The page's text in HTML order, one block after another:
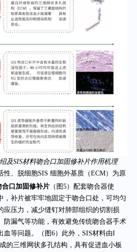
及SIS材料吻合口加固修补片作用机理
性、脱细胞SIS 细胞外基质（ECM）为原
合口加固修补片 （图 5）配套吻合器使
，补片被牢牢地固定于吻合口处，可均匀
应压力，减少缝钉对肺部组织的切割损
防漏气等功能，有效避免传统吻合器手术
血等问题。（图6）此外，SIS材料由I
的三维网状多孔结构，具有促进血小板